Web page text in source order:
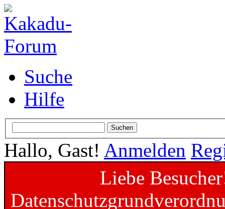
Suche
Hilfe
Hallo, Gast! Anmelden
Liebe